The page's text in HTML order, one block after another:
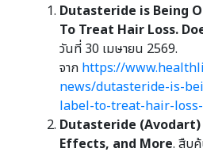
Dutasteride is Being
To Treat Hair Loss.
วันที่ 30 เมษายน 2569.
จาก https://
news/dutasteride-is-
label-to-treat-hair-
Dutasteride (Avodart)
Effects, and More. สืบ